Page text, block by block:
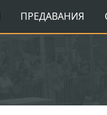
ПРЕДАВАНИЯ